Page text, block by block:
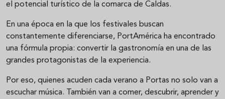
el potencial turístico de la comarca de Caldas.
En una época en la que los festivales buscan
constantemente diferenciarse, PortAmérica ha encontrado
una fórmula propia: convertir la gastronomía en una de las
grandes protagonistas de la experiencia.
Por eso, quienes acuden cada verano a Portas no solo van a
escuchar música. También van a comer, descubrir, aprender y